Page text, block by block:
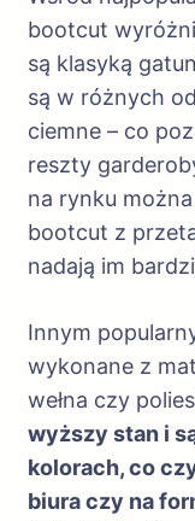
bootcut
są klasyką
są w różnych
ciemne – co
reszty
na rynku
bootcut z
nadają im
Innym
wykonane z
wełna czy
wyższy stan i
kolorach, co
biura czy na